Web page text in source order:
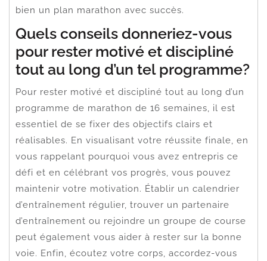
bien un plan marathon avec succès.
Quels conseils donneriez-vous
pour rester motivé et discipliné
tout au long d’un tel programme?
Pour rester motivé et discipliné tout au long d’un
programme de marathon de 16 semaines, il est
essentiel de se fixer des objectifs clairs et
réalisables. En visualisant votre réussite finale, en
vous rappelant pourquoi vous avez entrepris ce
défi et en célébrant vos progrès, vous pouvez
maintenir votre motivation. Établir un calendrier
d’entraînement régulier, trouver un partenaire
d’entraînement ou rejoindre un groupe de course
peut également vous aider à rester sur la bonne
voie. Enfin, écoutez votre corps, accordez-vous